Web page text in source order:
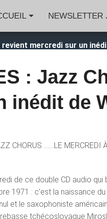
NEWSLETTER
revient mercredi sur un
: Jazz
inédit de
CHORUS …….LE MERCREDI
de ce double CD audio qui
1971 : c’est la naissance
et le saxophoniste
tchécoslovaque